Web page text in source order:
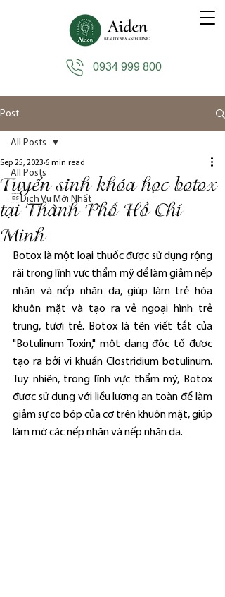
0934 999 800
Post
All Posts
Dịch Vụ Mới Nhất
All Posts
Tuyển sinh khóa học botox
tại Thành Phố Hồ Chí
Minh
Sep 25, 2023 6 min read
Botox là một loại thuốc được sử dụng rộng
rãi trong lĩnh vực thẩm mỹ để làm giảm nếp
nhăn và nếp nhăn da, giúp làm trẻ hóa
khuôn mặt và tạo ra vẻ ngoại hình trẻ
trung, tươi trẻ. Botox là tên viết tắt của
"Botulinum Toxin," một dạng độc tố được
tạo ra bởi vi khuẩn Clostridium botulinum.
Tuy nhiên, trong lĩnh vực thẩm mỹ, Botox
được sử dụng với liều lượng an toàn để làm
giảm sự co bóp của cơ trên khuôn mặt, giúp
làm mờ các nếp nhăn và nếp nhăn da.